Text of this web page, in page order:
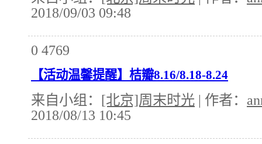
2018/09/03 09:48
0 4769
【活动温馨提醒】桔瓣8.16/8.18-8.24
来自小组： [北京]周末时光 | 作者：
2018/08/13 10:45